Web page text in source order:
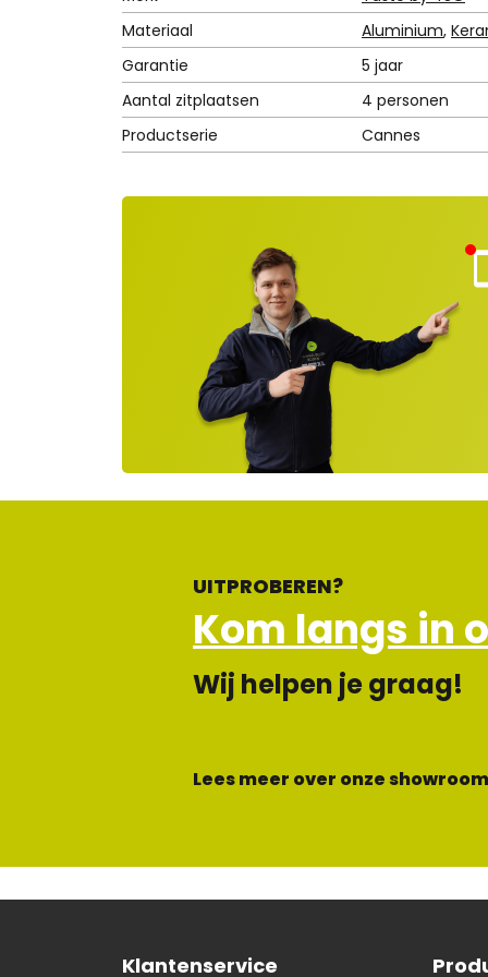
Materiaal
Aluminium,
Garantie
5 jaar
Aantal zitplaatsen
4 personen
Productserie
Cannes
UITPROBEREN?
Kom langs in
Wij helpen je graag!
Lees meer over onze
Klantenservice